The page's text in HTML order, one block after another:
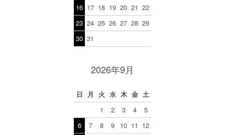
16 17 18 19 20 21 22
23 24 25 26 27 28 29
30 31
2026年9月
日 月 火 水 木 金 土
1
2 3 4
5
6
7 8 9 10 11 12